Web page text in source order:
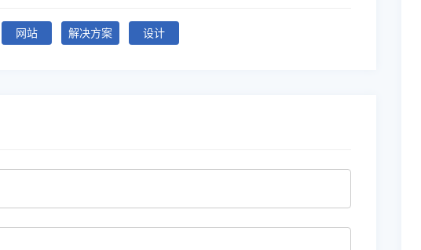
网站 解决方案 设计